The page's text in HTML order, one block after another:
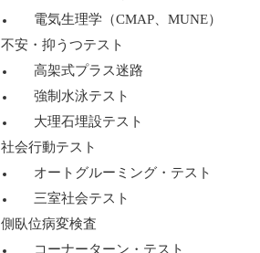
電気生理学（CMAP、MUNE）
不安・抑うつテスト
高架式プラス迷路
強制水泳テスト
大理石埋設テスト
社会行動テスト
オートグルーミング・テスト
三室社会テスト
側臥位病変検査
コーナーターン・テスト